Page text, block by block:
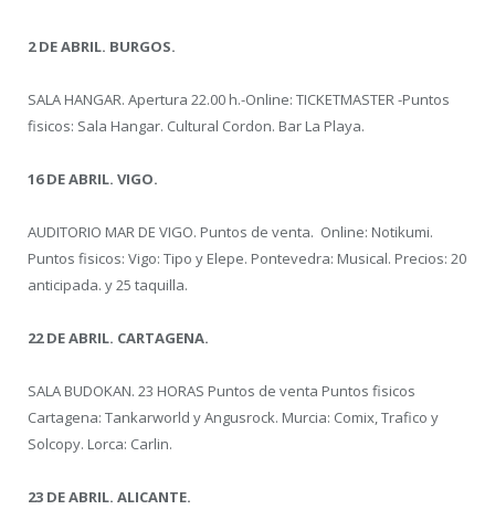
2 DE ABRIL. BURGOS.
SALA HANGAR. Apertura 22.00 h.-Online: TICKETMASTER -Puntos
fisicos: Sala Hangar. Cultural Cordon. Bar La Playa.
16 DE ABRIL. VIGO.
AUDITORIO MAR DE VIGO. Puntos de venta. Online: Notikumi.
Puntos fisicos: Vigo: Tipo y Elepe. Pontevedra: Musical. Precios: 20
anticipada. y 25 taquilla.
22 DE ABRIL. CARTAGENA.
SALA BUDOKAN. 23 HORAS Puntos de venta Puntos fisicos
Cartagena: Tankarworld y Angusrock. Murcia: Comix, Trafico y
Solcopy. Lorca: Carlin.
23 DE ABRIL. ALICANTE.